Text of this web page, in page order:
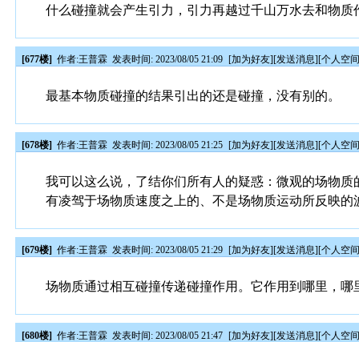
什么碰撞就会产生引力，引力再越过千山万水去和物质
[677楼] 作者:王普霖 发表时间: 2023/08/05 21:09 [加为好友][发送消息][个人空
最基本物质碰撞的结果引出的还是碰撞，没有别的。
[678楼] 作者:王普霖 发表时间: 2023/08/05 21:25 [加为好友][发送消息][个人空
我可以这么说，了结你们所有人的疑惑：微观的场物
有凌驾于场物质速度之上的、不是场物质运动所反映的
[679楼] 作者:王普霖 发表时间: 2023/08/05 21:29 [加为好友][发送消息][个人空
场物质通过相互碰撞传递碰撞作用。它作用到哪里，哪
[680楼] 作者:王普霖 发表时间: 2023/08/05 21:47 [加为好友][发送消息][个人空